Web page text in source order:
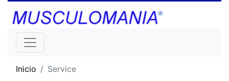
Inicio Service